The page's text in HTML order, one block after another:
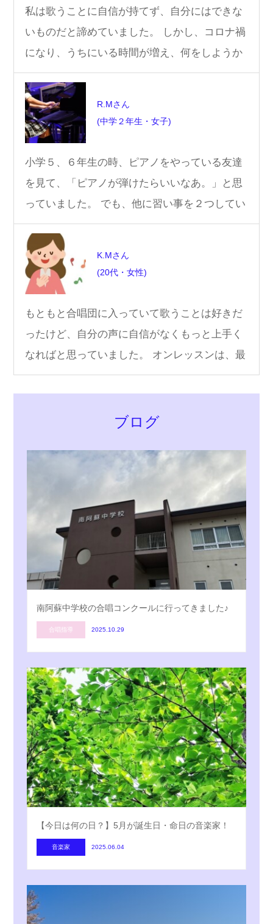
私は歌うことに自信が持てず、自分にはできな
いものだと諦めていました。 しかし、コロナ禍
になり、うちにいる時間が増え、何をしようか
と考えた時に「これからの人生…
R.Mさん
(中学２年生・女子)
小学５、６年生の時、ピアノをやっている友達
を見て、「ピアノが弾けたらいいなあ。」と思
っていました。 でも、他に習い事を２つしてい
たので、ピアノを始めることはで…
K.Mさん
(20代・女性)
もともと合唱団に入っていて歌うことは好きだ
ったけど、自分の声に自信がなくもっと上手く
なればと思っていました。 オンレッスンは、最
初は緊張したけど、楽しく歌え…
ブログ
南阿蘇中学校の合唱コンクールに行ってきました♪
合唱指導 2025.10.29
【今日は何の日？】5月が誕生日・命日の音楽家！
音楽家 2025.06.04